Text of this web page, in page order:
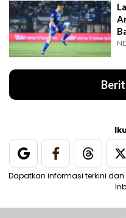
Dapatkan informasi terkini